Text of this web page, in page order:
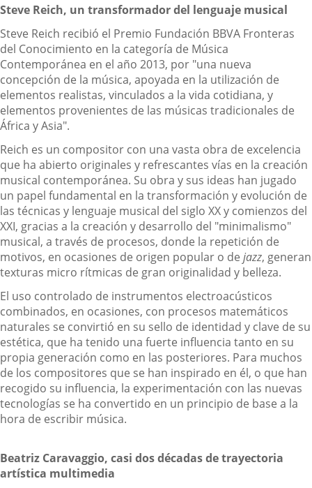
Steve Reich, un transformador del lenguaje musical
Steve Reich recibió el Premio Fundación BBVA Fronteras
del Conocimiento en la categoría de Música
Contemporánea en el año 2013, por "una nueva
concepción de la música, apoyada en la utilización de
elementos realistas, vinculados a la vida cotidiana, y
elementos provenientes de las músicas tradicionales de
África y Asia".
Reich es un compositor con una vasta obra de excelencia
que ha abierto originales y refrescantes vías en la creación
musical contemporánea. Su obra y sus ideas han jugado
un papel fundamental en la transformación y evolución de
las técnicas y lenguaje musical del siglo XX y comienzos del
XXI, gracias a la creación y desarrollo del "minimalismo"
musical, a través de procesos, donde la repetición de
motivos, en ocasiones de origen popular o de jazz, generan
texturas micro rítmicas de gran originalidad y belleza.
El uso controlado de instrumentos electroacústicos
combinados, en ocasiones, con procesos matemáticos
naturales se convirtió en su sello de identidad y clave de su
estética, que ha tenido una fuerte influencia tanto en su
propia generación como en las posteriores. Para muchos
de los compositores que se han inspirado en él, o que han
recogido su influencia, la experimentación con las nuevas
tecnologías se ha convertido en un principio de base a la
hora de escribir música.
Beatriz Caravaggio, casi dos décadas de trayectoria
artística multimedia